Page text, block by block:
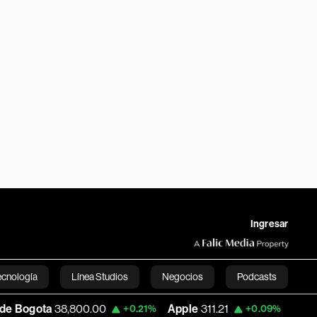
Ingresar
Línea Studios Negocios Podcasts
English+0.21% Apple 311.21 +0.09% USD COP 3,156.35